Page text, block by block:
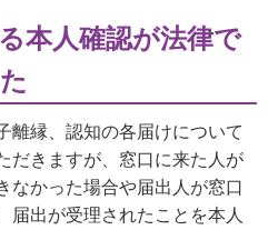
本人確認が法律で
離縁、認知の各届けについて
だきますが、窓口に来た人が
なかった場合や届出人が窓口
届出が受理されたことを本人